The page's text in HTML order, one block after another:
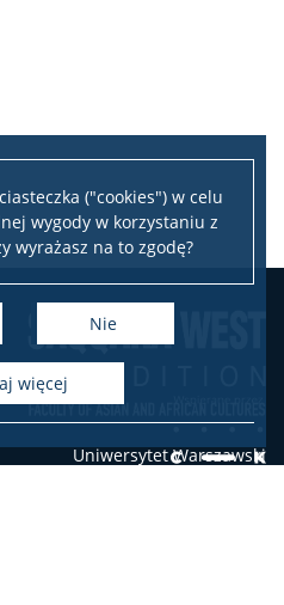
("cookies") w celu
wygody w korzystaniu z
wyrażasz na to zgodę?
Nie
więcej
Leaflet|©OpenStreetMapcontributors
Uniwersytet Warszawski